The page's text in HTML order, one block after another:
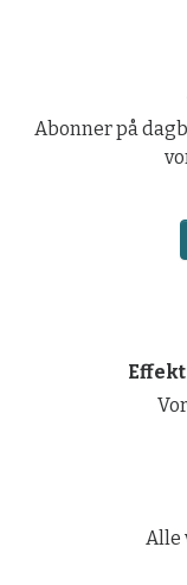
Abonner på
Alle